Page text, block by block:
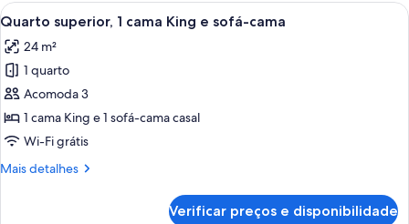
camas
solteiro
Carrega
todas
as
fotos
de
Quarto
superior,
cama
Quarto de hotel com uma cama
8
Quarto superior, 1 cama King e sofá-cama
24 m²
1 quarto
Acomoda 3
1 cama King e 1 sofá-cama casal
Wi-Fi grátis
Mais detalhes
Mais
Verificar preços e disponibilidade